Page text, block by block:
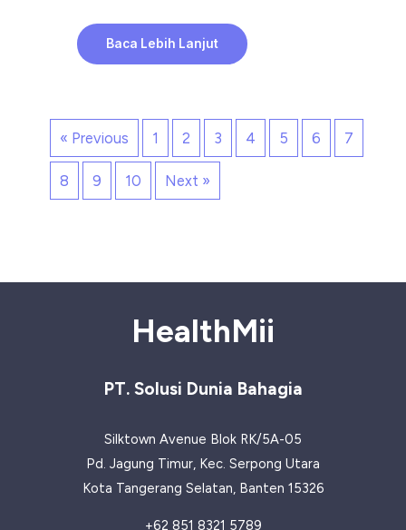
Baca Lebih Lanjut
« Previous 1 2 3 4 5 6 7
8 9 10 Next »
HealthMii
PT. Solusi Dunia Bahagia
Silktown Avenue Blok RK/5A-05
Pd. Jagung Timur, Kec. Serpong Utara
Kota Tangerang Selatan, Banten 15326
+62 851 8321 5789